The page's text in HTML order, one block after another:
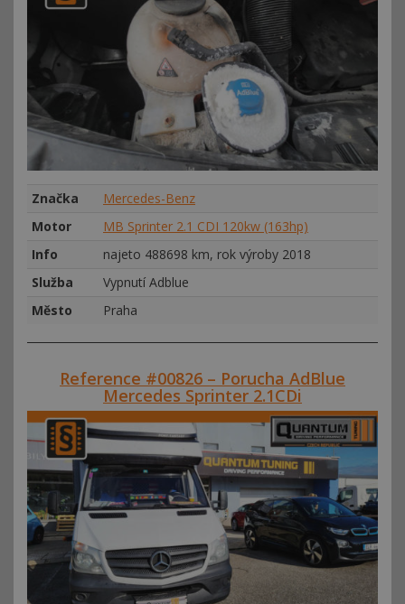
Značka
Mercedes-Benz
Motor
MB Sprinter 2.1 CDI 120kw (163hp)
Info
najeto 488698 km, rok výroby 2018
Služba
Vypnutí Adblue
Město
Praha
Reference #00826 – Porucha AdBlue
Mercedes Sprinter 2.1CDi